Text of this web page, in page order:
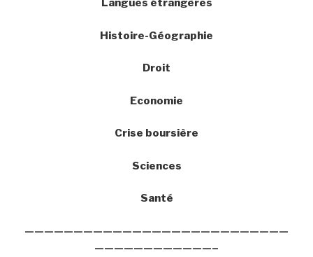
Langues étrangères
Histoire-Géographie
Droit
Economie
Crise boursière
Sciences
Santé
———————————————————————————
————————————–